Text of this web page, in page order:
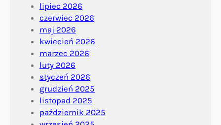
lipiec 2026
czerwiec 2026
maj 2026
kwiecień 2026
marzec 2026
luty 2026
styczeń 2026
grudzień 2025
listopad 2025
październik 2025